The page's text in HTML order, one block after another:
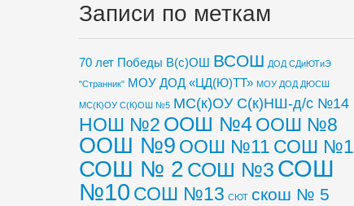
Записи по меткам
70 лет Победы В(с)ОШ ВСОШ ДОД СДиЮТиЭ
"Странник" МОУ ДОД «ЦД(Ю)ТТ» МОУ ДОД ДЮСШ
МС(К)ОУ С(К)ОШ №5 МС(к)ОУ С(к)НШ-д/с №14
НОШ №2 ООШ №4ООШ №8
ООШ №9 ООШ №11 СОШ №1
СОШ № 2 СОШ №3 СОШ
№10 СОШ №13 СЮТ скош № 5